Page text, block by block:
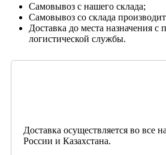
Самовывоз с нашего склада;
Самовывоз со склада
Доставка до места назначения
логистической службы.
Доставка осуществляется во все
России и Казахстана.